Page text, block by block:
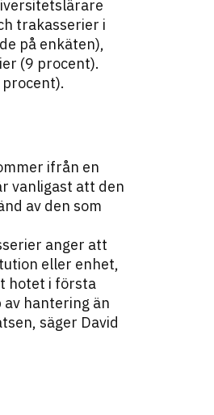
trakasserier i
på enkäten),
(9 procent).
ifrån en
vanligast att den
av den som
anger att
eller enhet,
hotet i första
hantering än
säger David